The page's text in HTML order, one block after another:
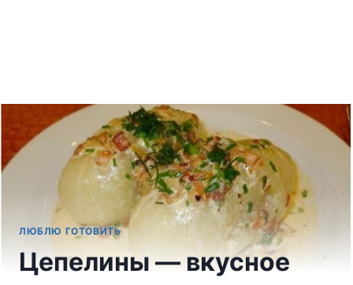
ЛЮБЛЮ ГОТОВИТЬ
Цепелины — вкусное